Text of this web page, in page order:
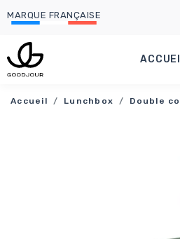
MARQUE FRANÇAISE
Accueil Lunchbox Double